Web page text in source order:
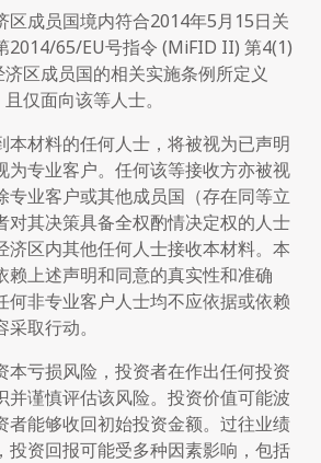
区成员国境内符合2014年5月15日关
2014/65/EU号指令 (MiFID II) 第4(1)
区成员国的相关实施条例所定义
仅面向该等人士。
本材料的任何人士，将被视为已声明
为专业客户。任何该等接收方亦被视
专业客户或其他成员国（存在同等立
对其决策具备全权酌情决定权的人士
济区内其他任何人士接收本材料。本
赖上述声明和同意的真实性和准确
何非专业客户人士均不应依据或依赖
取行动。
本亏损风险，投资者在作出任何投资
并谨慎评估该风险。投资价值可能波
者能够收回初始投资金额。过往业绩
投资回报可能受多种因素影响，包括